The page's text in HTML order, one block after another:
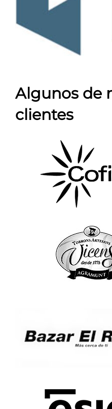
Algunos de
clientes